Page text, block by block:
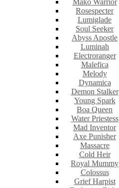
Mako Warrior
Rosespecter
Lumiglade
Soul Seeker
Abyss Apostle
Luminah
Electroranger
Malefica
Melody
Dynamica
Demon Stalker
Young Spark
Boa Queen
Water Priestess
Mad Inventor
Axe Punisher
Massacre
Cold Heir
Royal Mummy
Colossus
Grief Harpist